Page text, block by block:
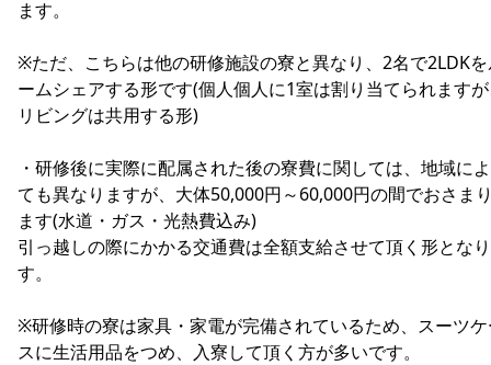
ます。
※ただ、こちらは他の研修施設の寮と異なり、2名で2LDK
ームシェアする形です(個人個人に1室は割り当てられます
リビングは共用する形)
・研修後に実際に配属された後の寮費に関しては、地域に
ても異なりますが、大体50,000円～60,000円の間でおさま
ます(水道・ガス・光熱費込み)
引っ越しの際にかかる交通費は全額支給させて頂く形とな
す。
※研修時の寮は家具・家電が完備されているため、スーツ
スに生活用品をつめ、入寮して頂く方が多いです。